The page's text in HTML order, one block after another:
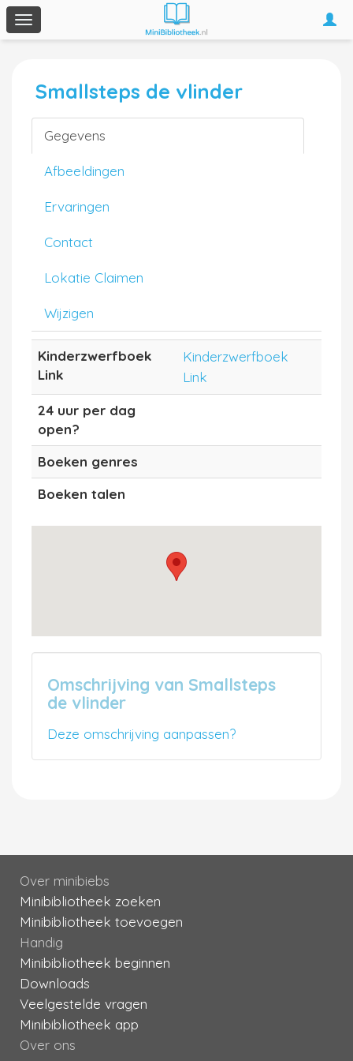
Toggle
navigation
Smallsteps de vlinder
Gegevens
Afbeeldingen
Ervaringen
Contact
Lokatie Claimen
Wijzigen
Kinderzwerfboek
Link
Kinderzwerfboek
Link
24 uur per dag
open?
Boeken genres
Boeken talen
Omschrijving van Smallsteps
de vlinder
Deze omschrijving aanpassen?
Over minibiebs
Minibibliotheek zoeken
Minibibliotheek toevoegen
Handig
Minibibliotheek beginnen
Downloads
Veelgestelde vragen
Minibibliotheek app
Over ons